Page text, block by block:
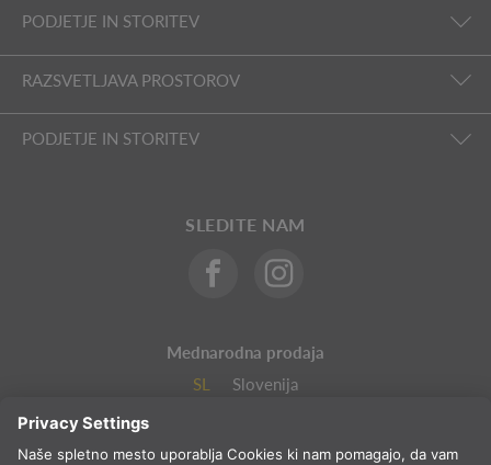
PODJETJE IN STORITEV
RAZSVETLJAVA PROSTOROV
PODJETJE IN STORITEV
SLEDITE NAM
Mednarodna prodaja
SL
Slovenija